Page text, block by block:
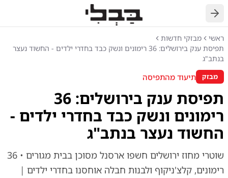
חזרה
ראשי
מבזקי חדשות
תפיסת ענק בירושלים: 36 רימונים ונשק כבד בחדרי ילדים - החשוד נעצר
בנתב"ג
מבזק תיעוד מהתפיסה
תפיסת ענק בירושלים: 36
רימונים ונשק כבד בחדרי ילדים -
החשוד נעצר בנתב"ג
שוטרי מחוז ירושלים חשפו ארסנל מסוכן בבית מגורים • 36
רימונים, קלצ'ניקוף ולבנות חבלה אוחסנו בחדרי ילדים |